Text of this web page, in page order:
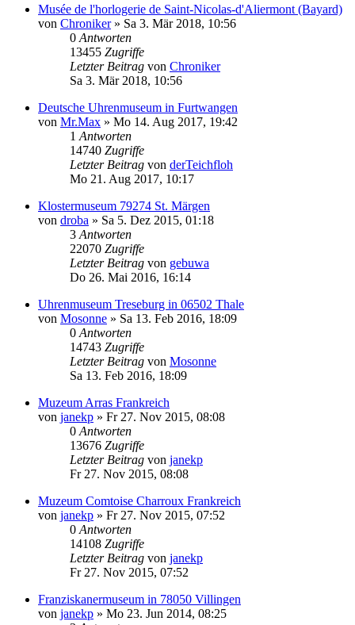
Musée de l'horlogerie de Saint-Nicolas-d'Aliermont (Bayard)
von Chroniker» Sa 3. Mär 2018, 10:56
0 Antworten
13455 Zugriffe
Letzter Beitrag von Chroniker
Sa 3. Mär 2018, 10:56
Deutsche Uhrenmuseum in Furtwangen
von Mr.Max » Mo 14. Aug 2017, 19:42
1 Antworten
14740 Zugriffe
Letzter Beitrag von derTeichfloh
Mo 21. Aug 2017, 10:17
Klostermuseum 79274 St. Märgen
von droba » Sa 5. Dez 2015, 01:18
3 Antworten
22070 Zugriffe
Letzter Beitrag von gebuwa
Do 26. Mai 2016, 16:14
Uhrenmuseum Treseburg in 06502 Thale
von Mosonne » Sa 13. Feb 2016, 18:09
0 Antworten
14743 Zugriffe
Letzter Beitrag von Mosonne
Sa 13. Feb 2016, 18:09
Muzeum Arras Frankreich
von janekp » Fr 27. Nov 2015, 08:08
0 Antworten
13676 Zugriffe
Letzter Beitrag von janekp
Fr 27. Nov 2015, 08:08
Muzeum Comtoise Charroux Frankreich
von janekp » Fr 27. Nov 2015, 07:52
0 Antworten
14108 Zugriffe
Letzter Beitrag von janekp
Fr 27. Nov 2015, 07:52
Franziskanermuseum in 78050 Villingen
von janekp » Mo 23. Jun 2014, 08:25